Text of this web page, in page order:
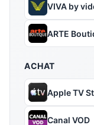
VIVA by
ARTE
ACHAT
Apple TV
Canal VOD